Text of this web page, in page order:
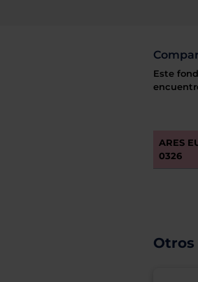
Este
ARES
0326